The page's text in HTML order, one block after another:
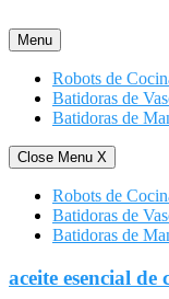
al
contenido
Menu
Robots de
Batidoras de
Batidoras de
Close Menu X
Robots de
Batidoras de
Batidoras de
aceite esencial de